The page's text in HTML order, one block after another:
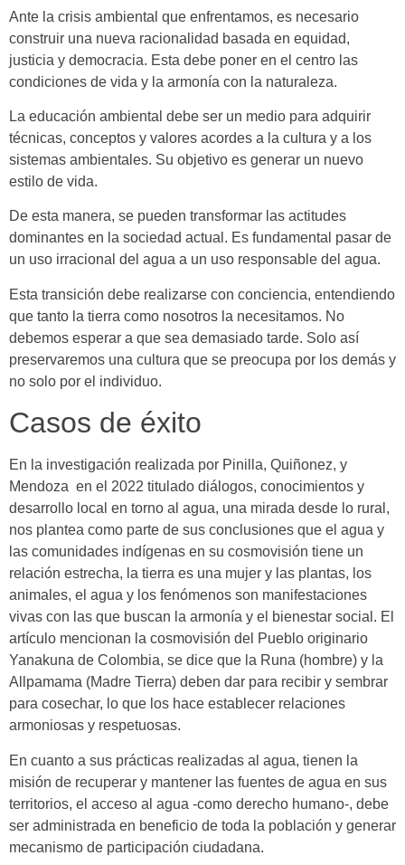
Ante la crisis ambiental que enfrentamos, es necesario
construir una nueva racionalidad basada en equidad,
justicia y democracia. Esta debe poner en el centro las
condiciones de vida y la armonía con la naturaleza.
La educación ambiental debe ser un medio para adquirir
técnicas, conceptos y valores acordes a la cultura y a los
sistemas ambientales. Su objetivo es generar un nuevo
estilo de vida.
De esta manera, se pueden transformar las actitudes
dominantes en la sociedad actual. Es fundamental pasar de
un uso irracional del agua a un uso responsable del agua.
Esta transición debe realizarse con conciencia, entendiendo
que tanto la tierra como nosotros la necesitamos. No
debemos esperar a que sea demasiado tarde. Solo así
preservaremos una cultura que se preocupa por los demás y
no solo por el individuo.
Casos de éxito
En la investigación realizada por Pinilla, Quiñonez, y
Mendoza en el 2022 titulado diálogos, conocimientos y
desarrollo local en torno al agua, una mirada desde lo rural,
nos plantea como parte de sus conclusiones que el agua y
las comunidades indígenas en su cosmovisión tiene un
relación estrecha, la tierra es una mujer y las plantas, los
animales, el agua y los fenómenos son manifestaciones
vivas con las que buscan la armonía y el bienestar social. El
artículo mencionan la cosmovisión del Pueblo originario
Yanakuna de Colombia, se dice que la Runa (hombre) y la
Allpamama (Madre Tierra) deben dar para recibir y sembrar
para cosechar, lo que los hace establecer relaciones
armoniosas y respetuosas.
En cuanto a sus prácticas realizadas al agua, tienen la
misión de recuperar y mantener las fuentes de agua en sus
territorios, el acceso al agua -como derecho humano-, debe
ser administrada en beneficio de toda la población y generar
mecanismo de participación ciudadana.